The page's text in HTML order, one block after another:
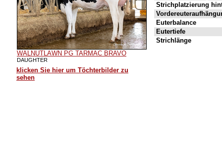
WALNUTLAWN PG TARMAC BRAVO
DAUGHTER
klicken Sie hier um Töchterbilder zu
sehen
Strichplatzierung
Euterbalance
Eutertiefe
Strichlänge